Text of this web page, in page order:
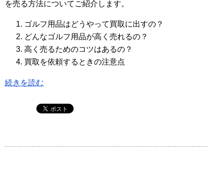
を売る方法についてご紹介します。
ゴルフ用品はどうやって買取に出すの？
どんなゴルフ用品が高く売れるの？
高く売るためのコツはあるの？
買取を依頼するときの注意点
続きを読む